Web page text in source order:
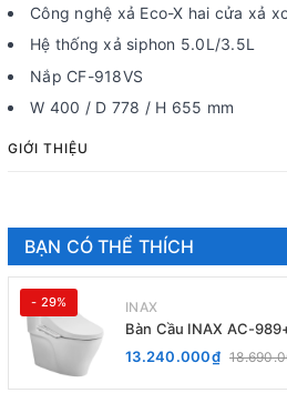
Công nghệ xả Eco-X hai cửa xả
Hệ thống xả siphon 5.0L/3.5L
Nắp CF-918VS
W 400 / D 778 / H 655 mm
GIỚI THIỆU
BẠN CÓ THỂ THÍCH
- 29% INAX
Bàn Cầu INAX AC-
13.240.000₫